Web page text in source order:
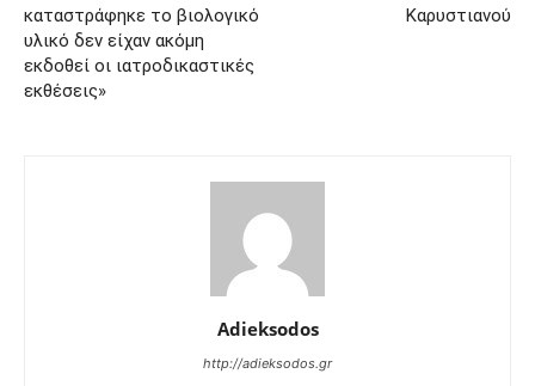
καταστράφηκε το βιολογικό
υλικό δεν είχαν ακόμη
εκδοθεί οι ιατροδικαστικές
εκθέσεις»
Καρυστιανού
Adieksodos
http://adieksodos.gr